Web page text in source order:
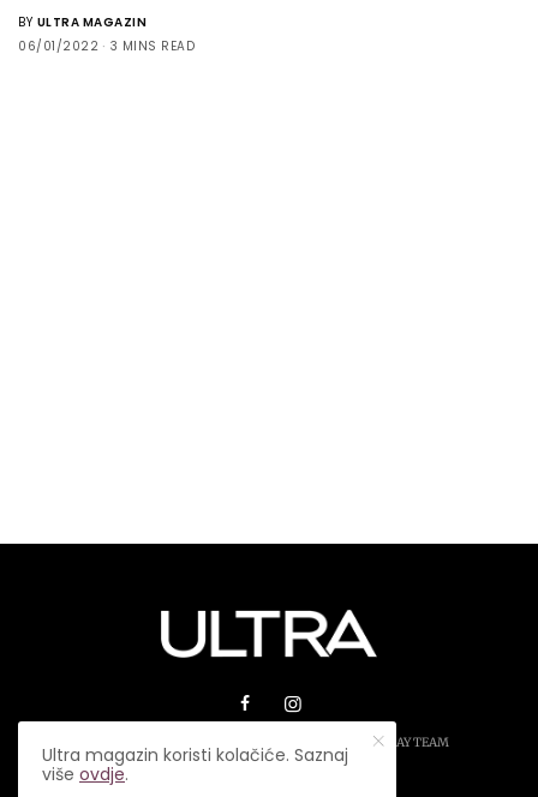
BY ULTRA MAGAZIN
06/01/2022
3 MINS READ
© 2026 ULTRA MAGAZIN. SVA PRAVA ZADRŽANA.PLAY TEAM
Ultra magazin koristi kolačiće. Saznaj
višeovdje.